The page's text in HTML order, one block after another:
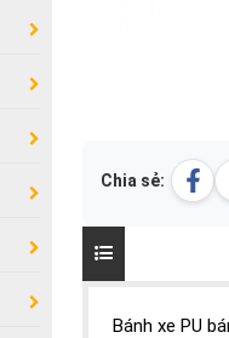
Chia sẻ:
Bánh xe PU